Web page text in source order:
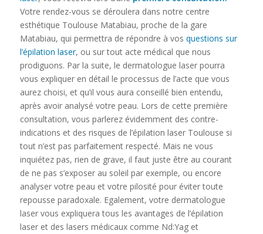
Votre rendez-vous se déroulera dans notre centre
esthétique Toulouse Matabiau, proche de la gare
Matabiau, qui permettra de répondre à vos questions sur
l’épilation laser, ou sur tout acte médical que nous
prodiguons. Par la suite, le dermatologue laser pourra
vous expliquer en détail le processus de l’acte que vous
aurez choisi, et qu’il vous aura conseillé bien entendu,
après avoir analysé votre peau. Lors de cette première
consultation, vous parlerez évidemment des contre-
indications et des risques de l’épilation laser Toulouse si
tout n’est pas parfaitement respecté. Mais ne vous
inquiétez pas, rien de grave, il faut juste être au courant
de ne pas s’exposer au soleil par exemple, ou encore
analyser votre peau et votre pilosité pour éviter toute
repousse paradoxale. Egalement, votre dermatologue
laser vous expliquera tous les avantages de l’épilation
laser et des lasers médicaux comme Nd:Yag et